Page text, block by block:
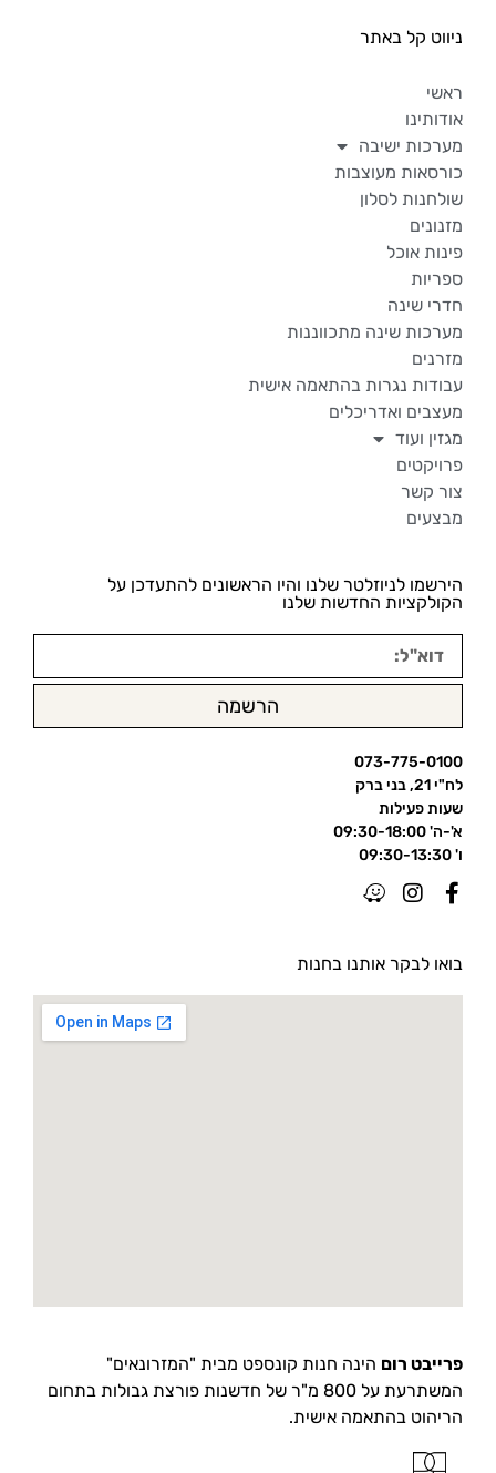
ניווט קל באתר
ראשי
אודותינו
מערכות ישיבה
כורסאות מעוצבות
שולחנות לסלון
מזנונים
פינות אוכל
ספריות
חדרי שינה
מערכות שינה מתכווננות
מזרנים
עבודות נגרות בהתאמה אישית
מעצבים ואדריכלים
מגזין ועוד
פרויקטים
צור קשר
מבצעים
הירשמו לניוזלטר שלנו והיו הראשונים להתעדכן על
הקולקציות החדשות שלנו
הרשמה
073-775-0100
לח"י 21, בני ברק
שעות פעילות
א'-ה' 09:30-18:00
ו' 09:30-13:30
בואו לבקר אותנו בחנות
פרייבט רום הינה חנות קונספט מבית "המזרונאים"
המשתרעת על 800 מ"ר של חדשנות פורצת גבולות בתחום
הריהוט בהתאמה אישית.